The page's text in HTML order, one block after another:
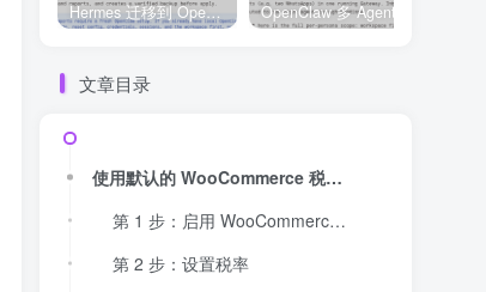
Hermes 迁移到 OpenClaw 上线清单：频道、定时任务、权限和回滚一次检查
文章目录
使用默认的 WooCommerce 税收设置
第 1 步：启用 WooCommerce 税费并配置税费选项
第 2 步：设置税率